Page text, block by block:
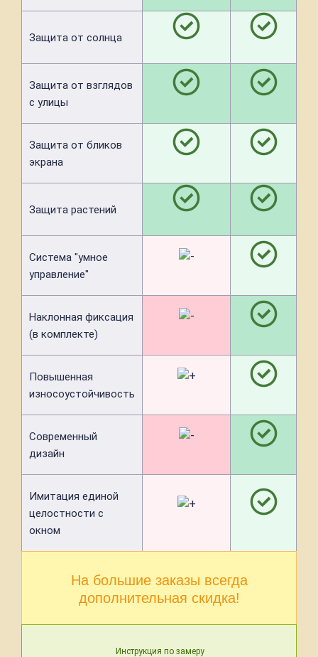
Защита от солнца
Защита от взглядов
с улицы
Защита от бликов
экрана
Защита растений
Система "умное
управление"
Наклонная фиксация
(в комплекте)
Повышенная
износоустойчивость
Современный
дизайн
Имитация единой
целостности с
окном
На большие заказы всегда
дополнительная скидка!
Инструкция по замеру